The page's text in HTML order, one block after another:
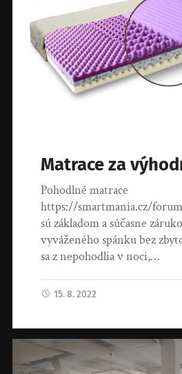
Matrace za
Pohodlné matrace
https://smartmania.cz/
sú základom a súčasne
vyváženého spánku bez
sa z nepohodlia v noci,…
15. 8. 2022